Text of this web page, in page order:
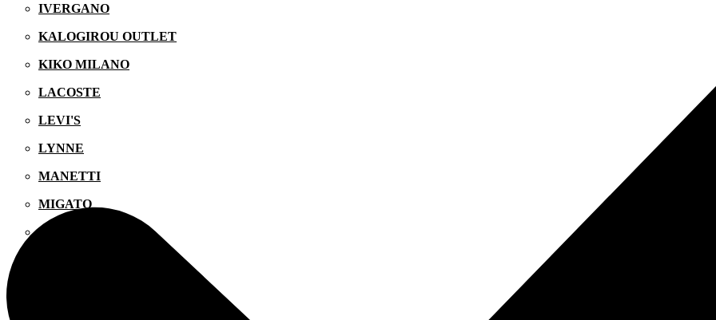
IVERGANO
KALOGIROU OUTLET
KIKO MILANO
LACOSTE
LEVI'S
LYNNE
MANETTI
MIGATO
MINISO